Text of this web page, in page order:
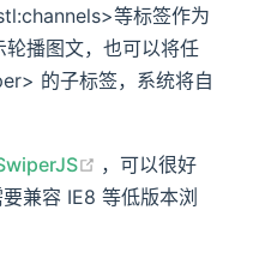
等标签作为
播图文，也可以将任
的子标签，系统将自
(opens new
，可以很好
兼容 IE8 等低版本浏